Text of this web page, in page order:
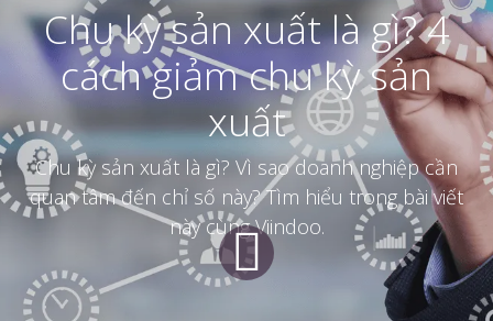
Chu kỳ sản xuất là gì? 4
cách giảm chu kỳ sản
xuất
Chu kỳ sản xuất là gì? Vì sao doanh nghiệp cần
quan tâm đến chỉ số này? Tìm hiểu trong bài viết
này cùng Viindoo.